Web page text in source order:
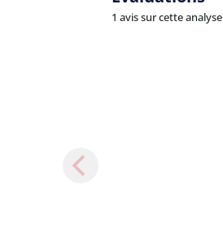
1 avis sur cette analyse